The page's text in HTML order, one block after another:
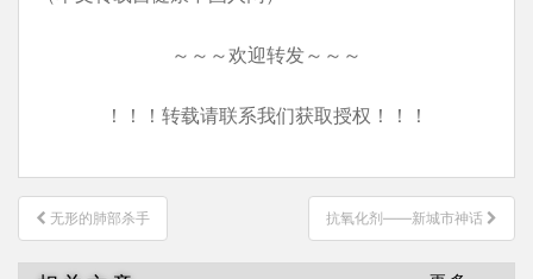
～～～欢迎转发～～～
！！！转载请联系我们获取授权！！！
文
章
导
无形的肺部杀手 抗氧化剂——新城市神话